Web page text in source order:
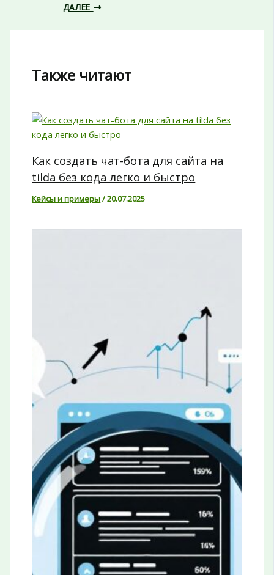
ДАЛЕЕ
Также читают
Как создать чат-бота для сайта на
tilda без кода легко и быстро
Кейсы и примеры/20.07.2025